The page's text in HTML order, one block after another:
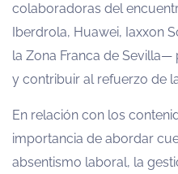
colaboradoras del
Iberdrola, Huawei, Iaxxon
la Zona Franca de
y contribuir al refuerzo de
En relación con los
importancia de abordar
absentismo laboral, la